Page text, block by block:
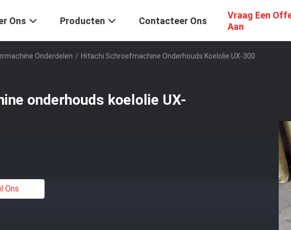
Ons Producten Contacteer Ons
Vraag Een
Aan
Onderdelen / Hitachi Schroefmachine Onderhouds Koelolie UX-300
onderhouds koelolie UX-
Ons